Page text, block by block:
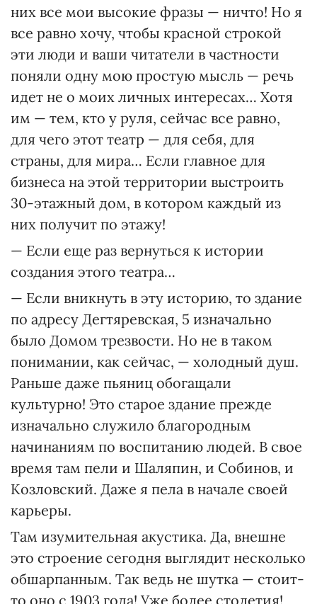
них все мои высокие фразы — ничто! Но я
все равно хочу, чтобы красной строкой
эти люди и ваши читатели в частности
поняли одну мою простую мысль — речь
идет не о моих личных интересах… Хотя
им — тем, кто у руля, сейчас все равно,
для чего этот театр — для себя, для
страны, для мира… Если главное для
бизнеса на этой территории выстроить
30-этажный дом, в котором каждый из
них получит по этажу!
— Если еще раз вернуться к истории
создания этого театра…
— Если вникнуть в эту историю, то здание
по адресу Дегтярев­ская, 5 изначально
было Домом трезвости. Но не в таком
понимании, как сейчас, — холодный душ.
Раньше даже пьяниц обогащали
культурно! Это старое здание прежде
изначально служило благородным
начинаниям по воспитанию людей. В свое
время там пели и Ша­ляпин, и Собинов, и
Козловский. Да­же я пела в начале своей
карьеры.
Там изумительная акустика. Да, внешне
это строение сегодня выглядит несколько
обшарпанным. Так ведь не шутка — стоит-
то оно с 1903 года! Уже более столетия!